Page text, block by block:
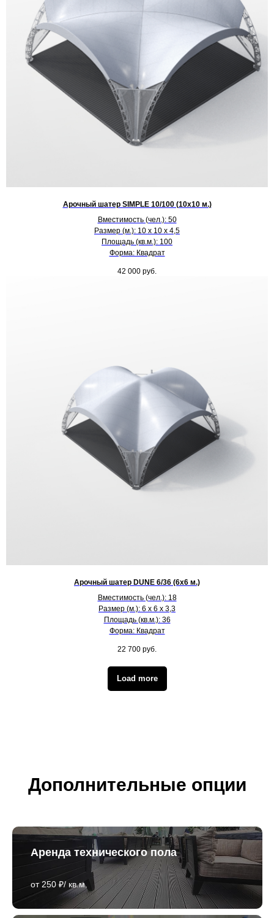
Арочный шатер SIMPLE 10/100 (10х10 м.)
Вместимость (чел.): 50
Размер (м.): 10 х 10 х 4,5
Площадь (кв.м.): 100
Форма: Квадрат
42 000 руб.
Арочный шатер DUNE 6/36 (6х6 м.)
Вместимость (чел.): 18
Размер (м.): 6 х 6 х 3,3
Площадь (кв.м.): 36
Форма: Квадрат
22 700 руб.
Load more
Дополнительные опции
Аренда технического пола
от 250 ₽/ кв.м.